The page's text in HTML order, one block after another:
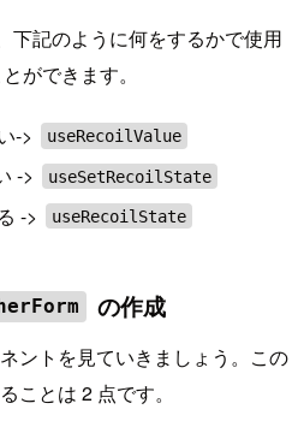
下記のように何をするかで使用
ができます。
-> useRecoilValue
-> useSetRecoilState
-> useRecoilState
の作成
ントを見ていきましょう。この
ことは 2 点です。